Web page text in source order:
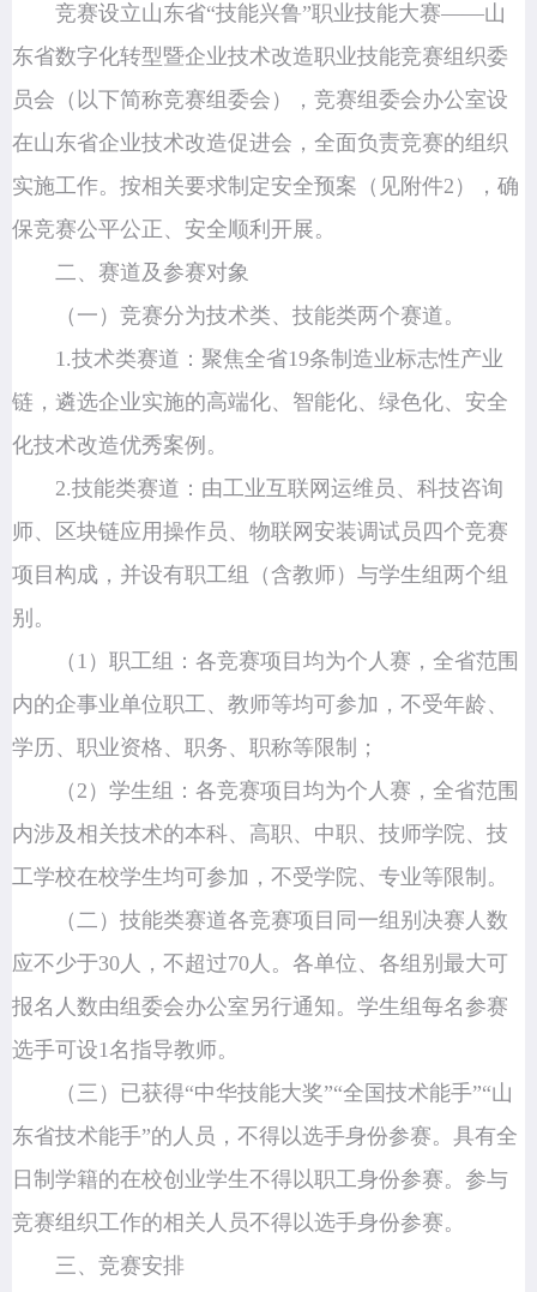
竞赛设立山东省“技能兴鲁”职业技能大赛——山
东省数字化转型暨企业技术改造职业技能竞赛组织委
员会（以下简称竞赛组委会），竞赛组委会办公室设
在山东省企业技术改造促进会，全面负责竞赛的组织
实施工作。按相关要求制定安全预案（见附件2），确
保竞赛公平公正、安全顺利开展。
二、赛道及参赛对象
（一）竞赛分为技术类、技能类两个赛道。
1.技术类赛道：聚焦全省19条制造业标志性产业
链，遴选企业实施的高端化、智能化、绿色化、安全
化技术改造优秀案例。
2.技能类赛道：由工业互联网运维员、科技咨询
师、
区块链应用操作员 、物联网安装调试员四个竞赛
项目构成，并设有职工组（含教师）与学生组两个组
别。
（1）职工组：各竞赛项目均为个人赛，全省范围
内的企事业单位职工、教师等均可参加，不受年龄、
学历、职业资格、职务、职称等限制；
（2）学生组：各竞赛项目均为个人赛，全省范围
内涉及相关技术的本科、高职、中职、技师学院、技
工学校在校学生均可参加，不受学院、专业等限制。
（二）技能类赛道各竞赛项目同一组别决赛人数
应不少于30人，不超过70人。各单位、各组别最大可
报名人数由组委会办公室另行通知。学生组每名参赛
选手可设1名指导教师。
（三）已获得“中华技能大奖”“全国技术能手”“山
东省技术能手”的人员，不得以选手身份参赛。具有全
日制学籍的在校创业学生不得以职工身份参赛。参与
竞赛组织工作的相关人员不得以选手身份参赛。
三、竞赛安排